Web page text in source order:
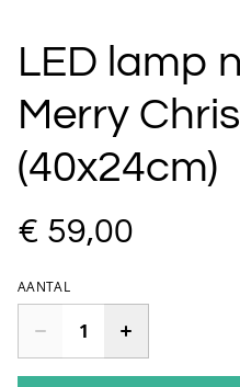
LED lamp
Merry
(40x24cm)
€ 59,00
AANTAL